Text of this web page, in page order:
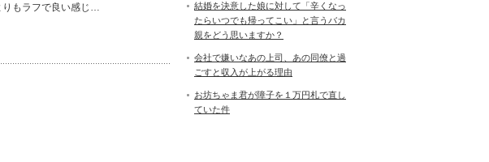
りもラフで良い感じ…
結婚を決意した娘に対して「辛くなっ
たらいつでも帰ってこい」と言うバカ
親をどう思いますか？
会社で嫌いなあの上司、あの同僚と過
ごすと収入が上がる理由
お坊ちゃま君が障子を１万円札で直し
ていた件